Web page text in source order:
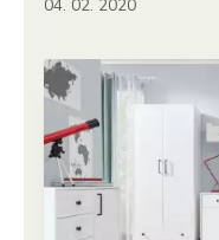
04. 02. 2020